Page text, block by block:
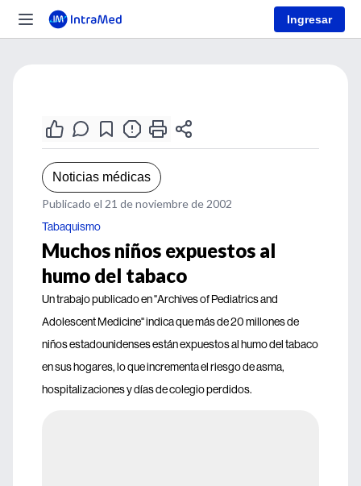
Ingresar
Noticias médicas
Publicado el 21 de noviembre de 2002
Tabaquismo
Muchos niños expuestos al
humo del tabaco
Un trabajo publicado en "Archives of Pediatrics and
Adolescent Medicine" indica que más de 20 millones de
niños estadounidenses están expuestos al humo del tabaco
en sus hogares, lo que incrementa el riesgo de asma,
hospitalizaciones y días de colegio perdidos.